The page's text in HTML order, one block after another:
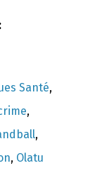
Santé,
,
,
, Olatu